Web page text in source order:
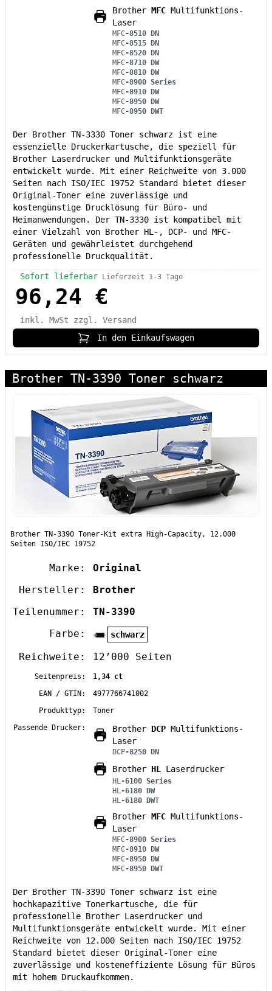
Brother MFC Multifunktions-
Laser
MFC-8510 DN
MFC-8515 DN
MFC-8520 DN
MFC-8710 DW
MFC-8810 DW
MFC-8900 Series
MFC-8910 DW
MFC-8950 DW
MFC-8950 DWT
Der Brother TN-3330 Toner schwarz ist eine
essenzielle Druckerkartusche, die speziell für
Brother Laserdrucker und Multifunktionsgeräte
entwickelt wurde. Mit einer Reichweite von 3.000
Seiten nach ISO/IEC 19752 Standard bietet dieser
Original-Toner eine zuverlässige und
kostengünstige Drucklösung für Büro- und
Heimanwendungen. Der TN-3330 ist kompatibel mit
einer Vielzahl von Brother HL-, DCP- und MFC-
Geräten und gewährleistet durchgehend
professionelle Druckqualität.
Sofort lieferbar Lieferzeit 1-3 Tage
96,24 €
inkl. MwSt
zzgl. Versand
In den Einkaufswagen
Brother TN-3390 Toner schwarz
Brother TN-3390 Toner-Kit extra High-Capacity, 12.000
Seiten ISO/IEC 19752
Marke:
Original
Hersteller:
Brother
Teilenummer:
TN-3390
Farbe:
schwarz
Reichweite: 12’000 Seiten
Seitenpreis:
1,34 ct
EAN / GTIN:
4977766741002
Produkttyp:
Toner
Passende Drucker:
Brother DCP Multifunktions-
Laser
DCP-8250 DN
Brother HL Laserdrucker
HL -6100 Series
HL -6180 DW
HL -6180 DWT
Brother MFC Multifunktions-
Laser
MFC-8900 Series
MFC-8910 DW
MFC-8950 DW
MFC-8950 DWT
Der Brother TN-3390 Toner schwarz ist eine
hochkapazitive Tonerkartusche, die für
professionelle Brother Laserdrucker und
Multifunktionsgeräte entwickelt wurde. Mit einer
Reichweite von 12.000 Seiten nach ISO/IEC 19752
Standard bietet dieser Original-Toner eine
zuverlässige und kosteneffiziente Lösung für Büros
mit hohem Druckaufkommen.